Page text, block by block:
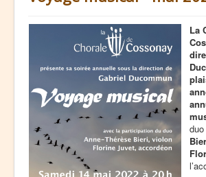
Contact
La
duo